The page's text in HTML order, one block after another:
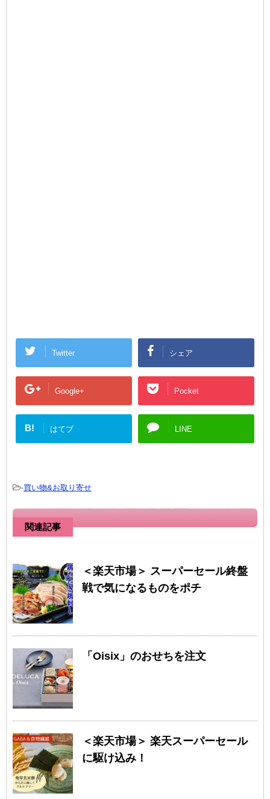
Twitter シェア
Google+ Pocket
B! はてブ LINE
-買い物&お取り寄せ
関連記事
＜楽天市場＞ スーパーセール終盤
戦で気になるものをポチ
「Oisix」のおせちを注文
＜楽天市場＞ 楽天スーパーセール
に駆け込み！